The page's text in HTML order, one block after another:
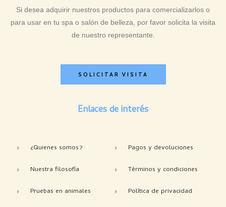
Si desea adquirir nuestros productos para comercializarlos o
para usar en tu spa o salón de belleza, por favor solicita la visita
de nuestro representante.
SOLICITAR VISITA
Enlaces de interés
¿Quienes somos?
Nuestra filosofía
Pruebas en animales
Pagos y devoluciones
Términos y condiciones
Política de privacidad